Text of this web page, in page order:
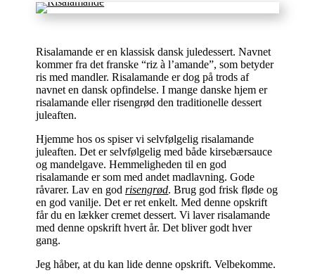
Risalamande er en klassisk dansk juledessert. Navnet
kommer fra det franske “riz à l’amande”, som betyder
ris med mandler. Risalamande er dog på trods af
navnet en dansk opfindelse. I mange danske hjem er
risalamande eller risengrød den traditionelle dessert
juleaften.
Hjemme hos os spiser vi selvfølgelig risalamande
juleaften. Det er selvfølgelig med både kirsebærsauce
og mandelgave. Hemmeligheden til en god
risalamande er som med andet madlavning. Gode
råvarer. Lav en godrisengrød. Brug god frisk fløde og
en god vanilje. Det er ret enkelt. Med denne opskrift
får du en lækker cremet dessert. Vi laver risalamande
med denne opskrift hvert år. Det bliver godt hver
gang.
Jeg håber, at du kan lide denne opskrift. Velbekomme.